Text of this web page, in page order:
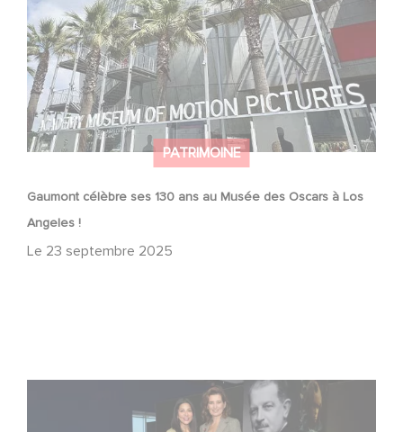
PATRIMOINE
Gaumont célèbre ses 130 ans au Musée des Oscars à Los
Angeles !
Le 23 septembre 2025
« Nous ne vivons pas dans la nostalgie » : à Hollywood,
Gaumont célèbre ses 130 ans